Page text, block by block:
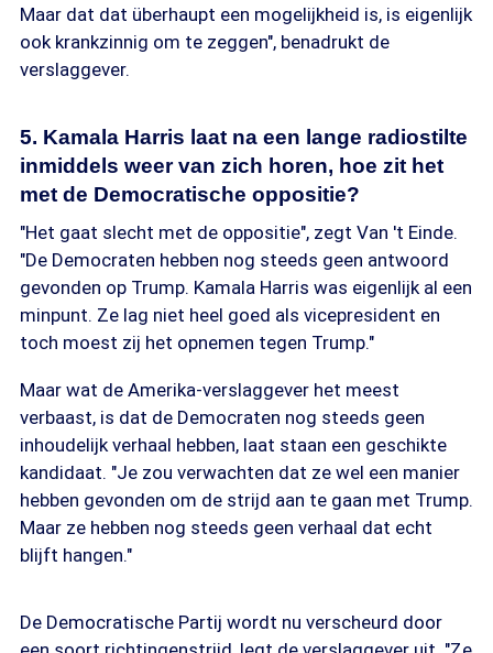
Maar dat dat überhaupt een mogelijkheid is, is eigenlijk
ook krankzinnig om te zeggen", benadrukt de
verslaggever.
5. Kamala Harris laat na een lange radiostilte
inmiddels weer van zich horen, hoe zit het
met de Democratische oppositie?
"Het gaat slecht met de oppositie", zegt Van 't Einde.
"De Democraten hebben nog steeds geen antwoord
gevonden op Trump. Kamala Harris was eigenlijk al een
minpunt. Ze lag niet heel goed als vicepresident en
toch moest zij het opnemen tegen Trump."
Maar wat de Amerika-verslaggever het meest
verbaast, is dat de Democraten nog steeds geen
inhoudelijk verhaal hebben, laat staan een geschikte
kandidaat. "Je zou verwachten dat ze wel een manier
hebben gevonden om de strijd aan te gaan met Trump.
Maar ze hebben nog steeds geen verhaal dat echt
blijft hangen."
De Democratische Partij wordt nu verscheurd door